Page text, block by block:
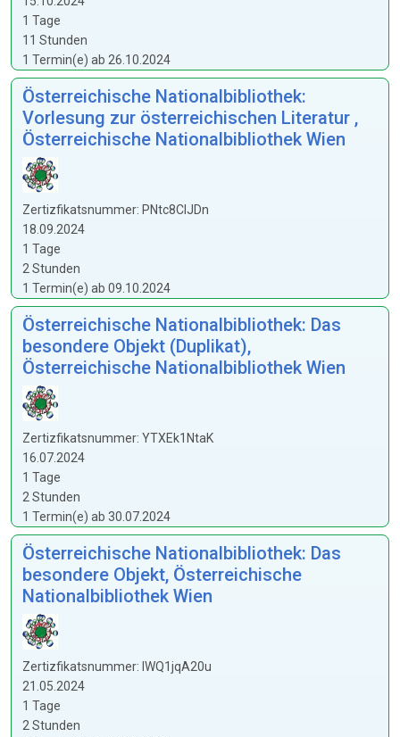
1 Tage
11 Stunden
1 Termin(e) ab 26.10.2024
Österreichische Nationalbibliothek:
Vorlesung zur österreichischen Literatur ,
Österreichische Nationalbibliothek Wien
Zertizfikatsnummer: PNtc8CIJDn
18.09.2024
1 Tage
2 Stunden
1 Termin(e) ab 09.10.2024
Österreichische Nationalbibliothek: Das
besondere Objekt (Duplikat),
Österreichische Nationalbibliothek Wien
Zertizfikatsnummer: YTXEk1NtaK
16.07.2024
1 Tage
2 Stunden
1 Termin(e) ab 30.07.2024
Österreichische Nationalbibliothek: Das
besondere Objekt, Österreichische
Nationalbibliothek Wien
Zertizfikatsnummer: lWQ1jqA20u
21.05.2024
1 Tage
2 Stunden